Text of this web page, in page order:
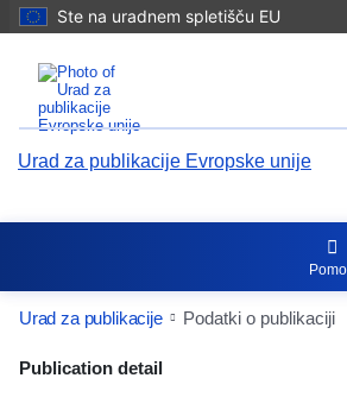
Ste na uradnem spletišču EU
Urad za publikacije Evropske unije
Urad za publikacije Podatki o publikaciji
Publication Detail Actions
Publication detail